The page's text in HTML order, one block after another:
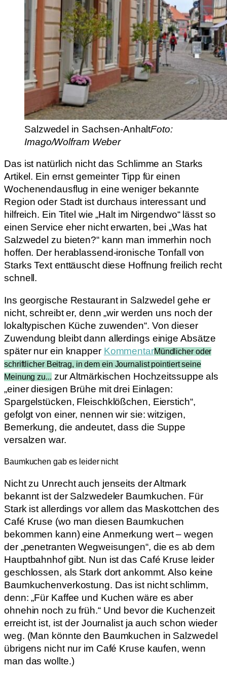
Salzwedel in Sachsen-AnhaltFoto:
Imago/Wolfram Weber
Das ist natürlich nicht das Schlimme an Starks
Artikel. Ein ernst gemeinter Tipp für einen
Wochenendausflug in eine weniger bekannte
Region oder Stadt ist durchaus interessant und
hilfreich. Ein Titel wie „Halt im Nirgendwo“ lässt so
einen Service eher nicht erwarten, bei „Was hat
Salzwedel zu bieten?“ kann man immerhin noch
hoffen. Der herablassend-ironische Tonfall von
Starks Text enttäuscht diese Hoffnung freilich recht
schnell.
Ins georgische Restaurant in Salzwedel gehe er
nicht, schreibt er, denn „wir werden uns noch der
lokaltypischen Küche zuwenden“. Von dieser
Zuwendung bleibt dann allerdings einige Absätze
später nur ein knapper KommentarMündlicher oder
schriftlicher Beitrag, in dem ein Journalist pointiert seine
Meinung zu...zur Altmärkischen Hochzeitssuppe als
„einer diesigen Brühe mit drei Einlagen:
Spargelstücken, Fleischklößchen, Eierstich“,
gefolgt von einer, nennen wir sie: witzigen,
Bemerkung, die andeutet, dass die Suppe
versalzen war.
Baumkuchen gab es leider nicht
Nicht zu Unrecht auch jenseits der Altmark
bekannt ist der Salzwedeler Baumkuchen. Für
Stark ist allerdings vor allem das Maskottchen des
Café Kruse (wo man diesen Baumkuchen
bekommen kann) eine Anmerkung wert – wegen
der „penetranten Wegweisungen“, die es ab dem
Hauptbahnhof gibt. Nun ist das Café Kruse leider
geschlossen, als Stark dort ankommt. Also keine
Baumkuchenverkostung. Das ist nicht schlimm,
denn: „Für Kaffee und Kuchen wäre es aber
ohnehin noch zu früh.“ Und bevor die Kuchenzeit
erreicht ist, ist der Journalist ja auch schon wieder
weg. (Man könnte den Baumkuchen in Salzwedel
übrigens nicht nur im Café Kruse kaufen, wenn
man das wollte.)